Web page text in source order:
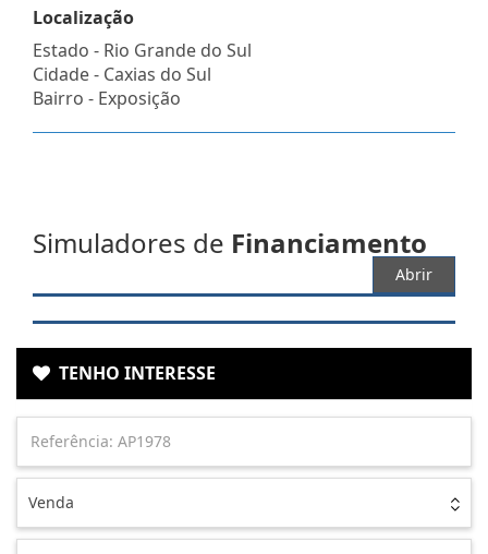
Localização
Estado - Rio Grande do Sul
Cidade - Caxias do Sul
Bairro - Exposição
Simuladores de Financiamento
Abrir
TENHO INTERESSE
Venda